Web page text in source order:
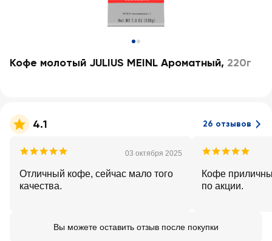
Кофе молотый JULIUS MEINL Ароматный, 220г
4.1 26 отзывов
03 октября 2025
Отличный кофе, сейчас мало того
качества.
Кофе
по акции.
Вы можете оставить отзыв после покупки